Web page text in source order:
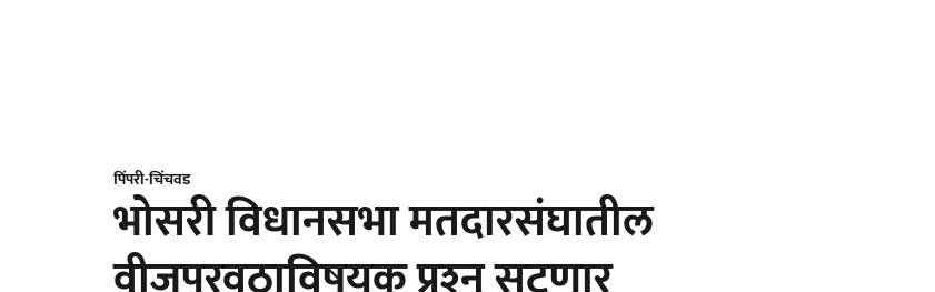
पिंपरी-चिंचवड
भोसरी विधानसभा मतदारसंघातील